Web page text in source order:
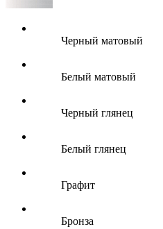
Черный матовый
Белый матовый
Черный глянец
Белый глянец
Графит
Бронза